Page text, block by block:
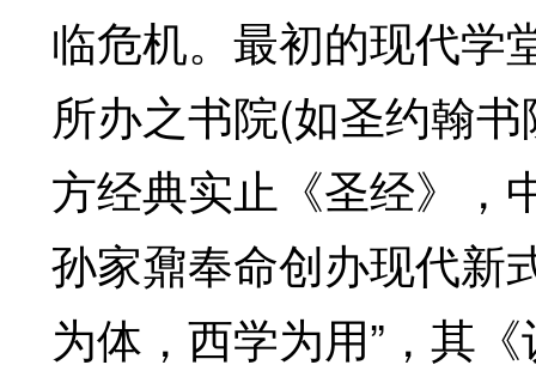
临危机。最初的现代学
所办之书院(如圣约翰
方经典实止《圣经》，
孙家鼐奉命创办现代新
为体，西学为用”，其